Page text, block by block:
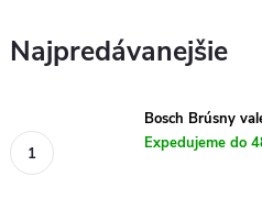
Najpredávanejšie
Bosch Brúsny
Expedujeme do